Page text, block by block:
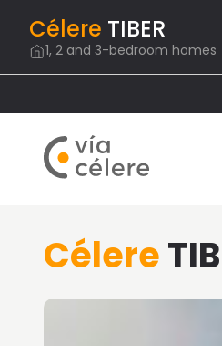
Célere TIBER
1, 2 and 3-bedroom homes
Célere